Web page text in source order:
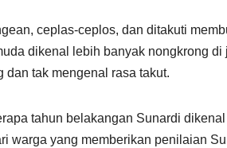
ceplas-ceplos, dan ditakuti
dikenal lebih banyak nongkrong
dan tak mengenal rasa takut.
tahun belakangan Sunardi
warga yang memberikan penilaian